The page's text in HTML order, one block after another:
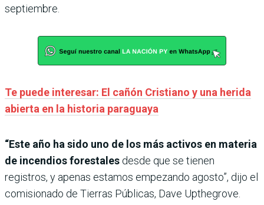
septiembre.
Te puede interesar: El cañón Cristiano y una herida
abierta en la historia paraguaya
“Este año ha sido uno de los más activos en materia
de incendios forestales desde que se tienen
registros, y apenas estamos empezando agosto”, dijo el
comisionado de Tierras Públicas, Dave Upthegrove.